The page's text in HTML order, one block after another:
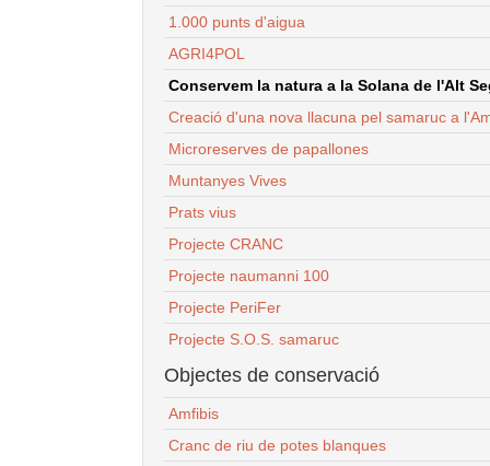
1.000 punts d'aigua
AGRI4POL
Conservem la natura a la Solana de l'Alt
Creació d'una nova llacuna pel samaruc a
Microreserves de papallones
Muntanyes Vives
Prats vius
Projecte CRANC
Projecte naumanni 100
Projecte PeriFer
Projecte S.O.S. samaruc
Objectes de conservació
Amfibis
Cranc de riu de potes blanques